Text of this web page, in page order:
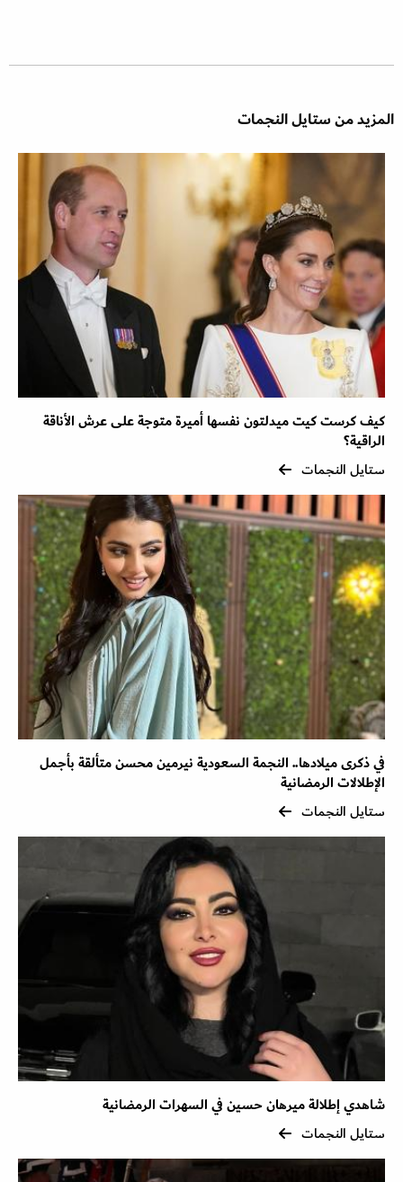
المزيد من ستايل النجمات
كيف كرست كيت ميدلتون نفسها أميرة متوجة على عرش الأناقة
الراقية؟
ستايل النجمات
في ذكرى ميلادها.. النجمة السعودية نيرمين محسن متألقة بأجمل
الإطلالات الرمضانية
ستايل النجمات
شاهدي إطلالة ميرهان حسين في السهرات الرمضانية
ستايل النجمات